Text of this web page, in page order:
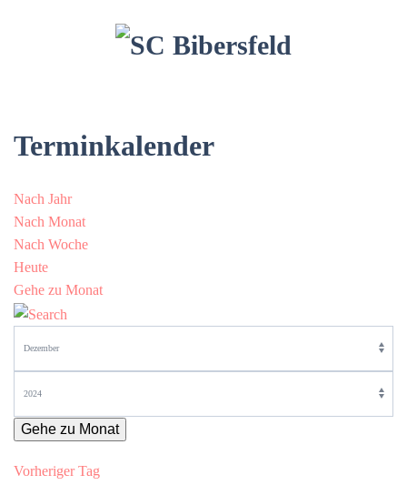
Terminkalender
Nach Jahr
Nach Monat
Nach Woche
Heute
Gehe zu Monat
Gehe zu Monat
Vorheriger Tag